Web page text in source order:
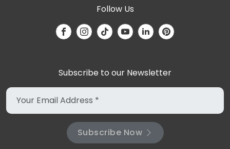
Follow Us
Subscribe to our Newsletter
Subscribe Now